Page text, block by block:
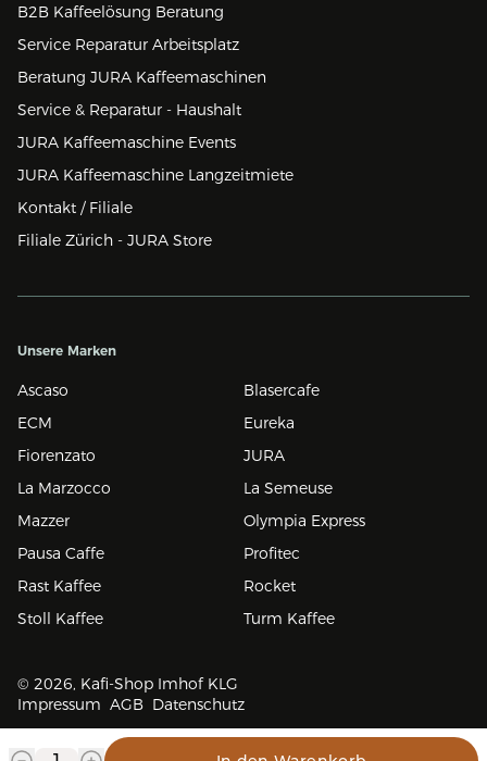
B2B Kaffeelösung Beratung
Service Reparatur Arbeitsplatz
Beratung JURA Kaffeemaschinen
Service & Reparatur - Haushalt
JURA Kaffeemaschine Events
JURA Kaffeemaschine Langzeitmiete
Kontakt / Filiale
Filiale Zürich - JURA Store
Unsere Marken
Ascaso
Blasercafe
ECM
Eureka
Fiorenzato
JURA
La Marzocco
La Semeuse
Mazzer
Olympia Express
Pausa Caffe
Profitec
Rast Kaffee
Rocket
Stoll Kaffee
Turm Kaffee
© 2026, Kafi-Shop Imhof KLG
Impressum AGB Datenschutz